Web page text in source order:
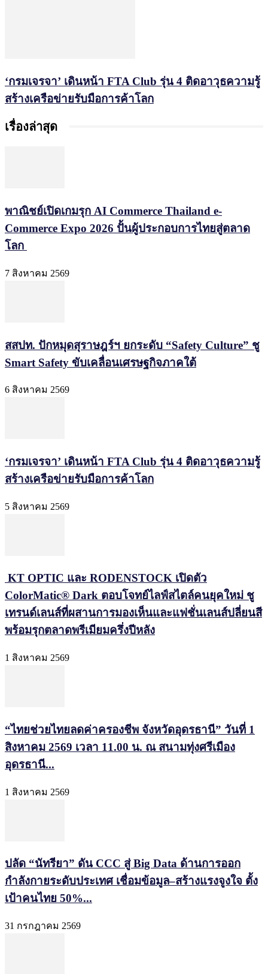
‘กรมเจรจา’ เดินหน้า FTA Club รุ่น 4 ติดอาวุธความรู้
สร้างเครือข่ายรับมือการค้าโลก
เรื่องล่าสุด
พาณิชย์เปิดเกมรุก AI Commerce Thailand e-
Commerce Expo 2026 ปั้นผู้ประกอบการไทยสู่ตลาด
โลก
7 สิงหาคม 2569
สสปท. ปักหมุดสุราษฎร์ฯ ยกระดับ “Safety Culture” ชู
Smart Safety ขับเคลื่อนเศรษฐกิจภาคใต้
6 สิงหาคม 2569
‘กรมเจรจา’ เดินหน้า FTA Club รุ่น 4 ติดอาวุธความรู้
สร้างเครือข่ายรับมือการค้าโลก
5 สิงหาคม 2569
KT OPTIC และ RODENSTOCK เปิดตัว
ColorMatic® Dark ตอบโจทย์ไลฟ์สไตล์คนยุคใหม่ ชู
เทรนด์เลนส์ที่ผสานการมองเห็นและแฟชั่นเลนส์ปลี่ยนสี
พร้อมรุกตลาดพรีเมียมครึ่งปีหลัง
1 สิงหาคม 2569
“ไทยช่วยไทยลดค่าครองชีพ จังหวัดอุดรธานี” วันที่ 1
สิงหาคม 2569 เวลา 11.00 น. ณ สนามทุ่งศรีเมือง
อุดรธานี...
1 สิงหาคม 2569
ปลัด “นัทรียา” ดัน CCC สู่ Big Data ด้านการออก
กำลังกายระดับประเทศ เชื่อมข้อมูล–สร้างแรงจูงใจ ตั้ง
เป้าคนไทย 50%...
31 กรกฎาคม 2569